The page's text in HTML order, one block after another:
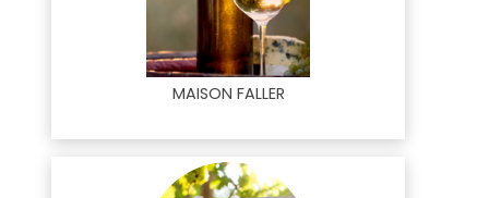
MAISON FALLER